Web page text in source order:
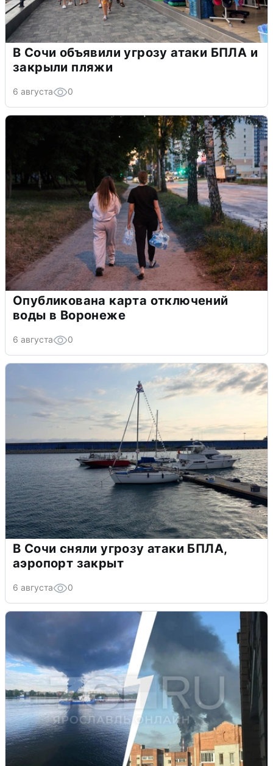
В Сочи объявили угрозу атаки БПЛА и
закрыли пляжи
6 августа 0
Опубликована карта отключений
воды в Воронеже
6 августа 0
В Сочи сняли угрозу атаки БПЛА,
аэропорт закрыт
6 августа 0